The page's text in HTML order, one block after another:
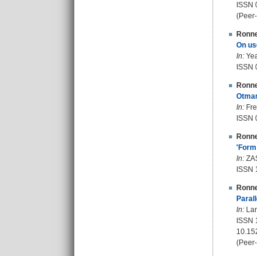
ISSN
On
In:
ISSN
In:
ISSN
In:
ISSN
In:
ISSN